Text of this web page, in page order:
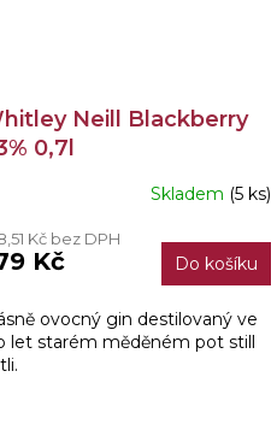
Neill Blackberry
0,7l
Skladem (5 ks)
Kč bez DPH
Kč Do košíku
ovocný gin destilovaný ve
let starém měděném pot still